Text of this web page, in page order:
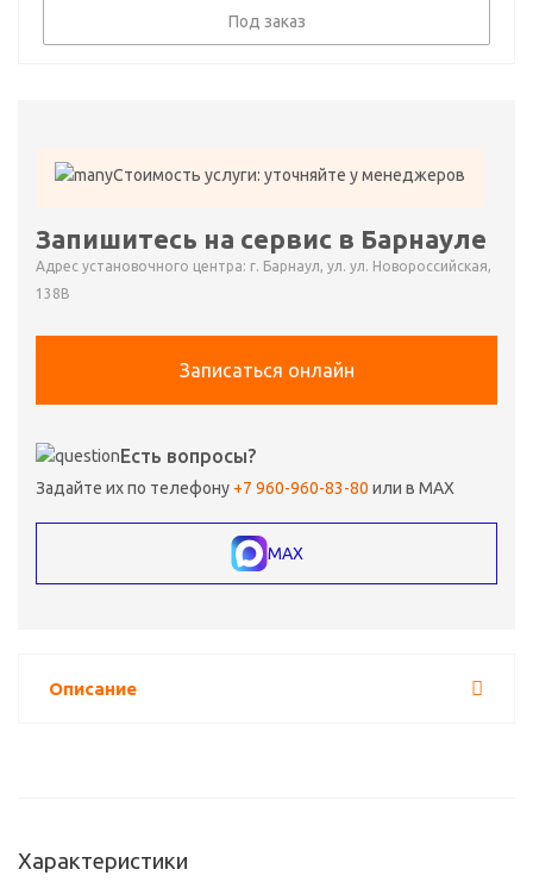
Под заказ
Стоимость услуги: уточняйте у менеджеров
Запишитесь на сервис в Барнауле
Адрес установочного центра: г. Барнаул, ул. ул. Новороссийская,
138В
Записаться онлайн
Есть вопросы?
Задайте их по телефону +7 960-960-83-80 или в MAX
MAX
Описание
Характеристики